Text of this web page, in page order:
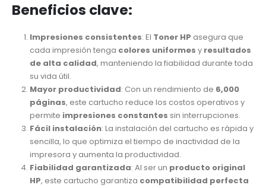
Beneficios clave:
Impresiones consistentes: El Toner HP asegura que
cada impresión tenga colores uniformes y resultados
de alta calidad, manteniendo la fiabilidad durante toda
su vida útil.
Mayor productividad: Con un rendimiento de 6,000
páginas, este cartucho reduce los costos operativos y
permite impresiones constantes sin interrupciones.
Fácil instalación: La instalación del cartucho es rápida y
sencilla, lo que optimiza el tiempo de inactividad de la
impresora y aumenta la productividad.
Fiabilidad garantizada: Al ser un producto original
HP, este cartucho garantiza compatibilidad perfecta